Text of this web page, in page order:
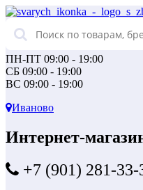
ПН-ПТ 09:00 - 19:00
СБ 09:00 - 19:00
ВС 09:00 - 19:00
Иваново
Интернет-
+7 (901) 281-33-